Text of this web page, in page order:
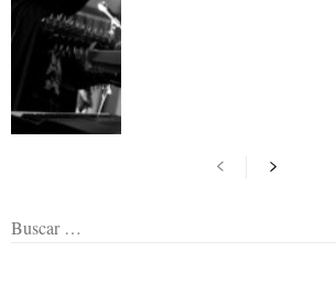
Buscar: